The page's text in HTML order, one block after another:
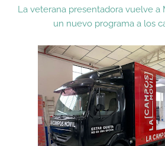
La veterana presentadora vuelve a
un nuevo programa a los